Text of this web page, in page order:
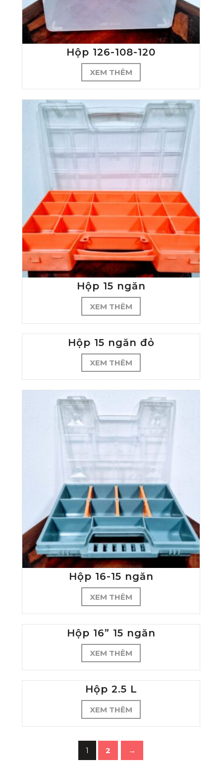
Hộp 126-108-120
XEM THÊM
Hộp 15 ngăn
XEM THÊM
Hộp 15 ngăn đỏ
XEM THÊM
Hộp 16-15 ngăn
XEM THÊM
Hộp 16” 15 ngăn
XEM THÊM
Hộp 2.5 L
XEM THÊM
1 2 →